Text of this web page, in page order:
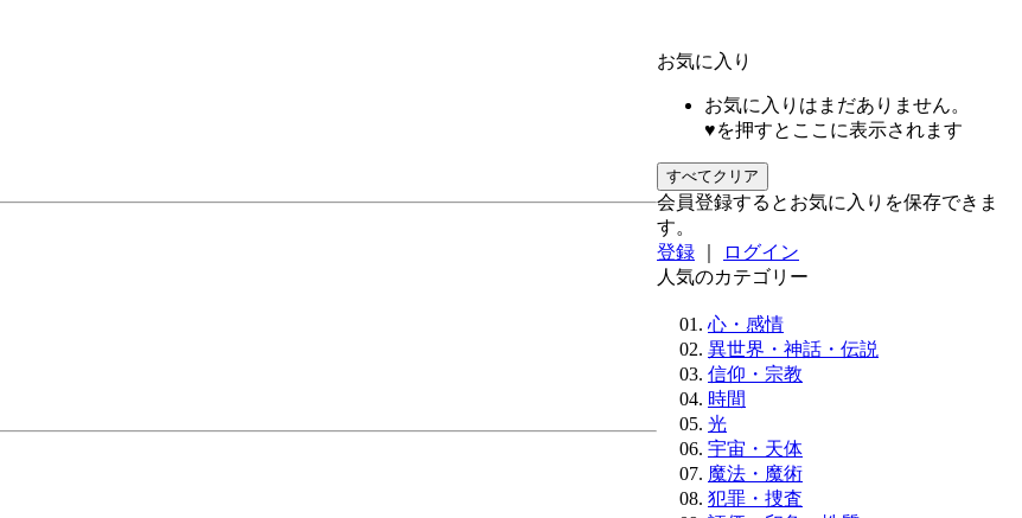
お気に入り
お気に入りはまだありません。
♥を押すとここに表示されます
すべてクリア
会員登録するとお気に入りを保存できま
す。
登録
ログイン
人気のカテゴリー
心・感情
異世界・神話・伝説
信仰・宗教
時間
光
宇宙・天体
魔法・魔術
犯罪・捜査